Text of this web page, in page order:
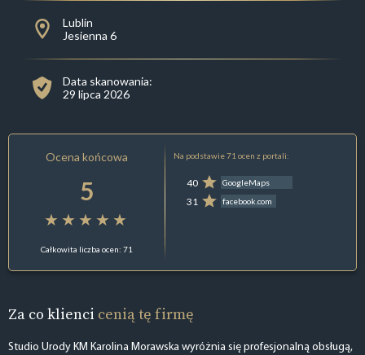
Lublin
Jesienna 6
Data skanowania:
29 lipca 2026
Ocena końcowa
5
Całkowita liczba ocen: 71
Na podstawie 71 ocen z portali:
40 GoogleMaps
31 facebook.com
Za co klienci cenią tę firmę
Studio Urody KM Karolina Morawska wyróżnia się profesjonalną obsługą,